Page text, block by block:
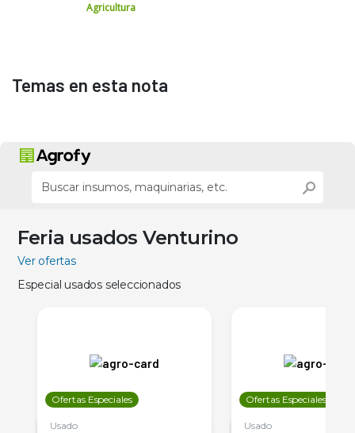
Agricultura
Temas en esta nota
Feria usados Venturino
Ver ofertas
Especial usados seleccionados
Ofertas Especiales
Usado
Ofertas Especiales
Usado